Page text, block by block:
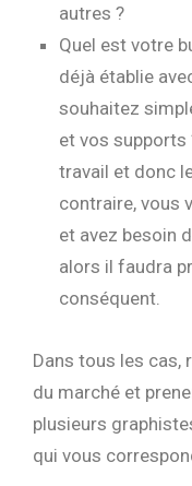
autres ?
Quel est votre
déjà établie
souhaitez
et vos supports
travail et donc
contraire, vous
et avez besoin
alors il faudra
conséquent.
Dans tous les cas,
du marché et
plusieurs
qui vous